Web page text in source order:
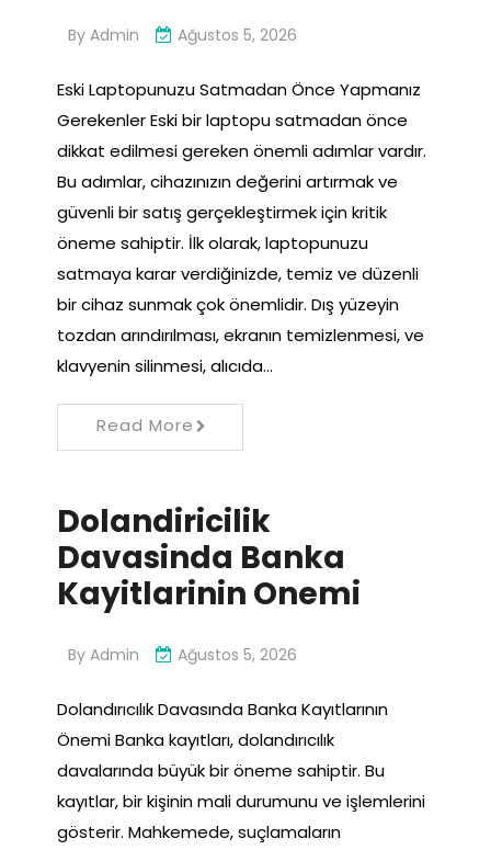
By Admin Ağustos 5, 2026
Eski Laptopunuzu Satmadan Önce Yapmanız
Gerekenler Eski bir laptopu satmadan önce
dikkat edilmesi gereken önemli adımlar vardır.
Bu adımlar, cihazınızın değerini artırmak ve
güvenli bir satış gerçekleştirmek için kritik
öneme sahiptir. İlk olarak, laptopunuzu
satmaya karar verdiğinizde, temiz ve düzenli
bir cihaz sunmak çok önemlidir. Dış yüzeyin
tozdan arındırılması, ekranın temizlenmesi, ve
klavyenin silinmesi, alıcıda…
Read More
Dolandiricilik
Davasinda Banka
Kayitlarinin Onemi
By Admin Ağustos 5, 2026
Dolandırıcılık Davasında Banka Kayıtlarının
Önemi Banka kayıtları, dolandırıcılık
davalarında büyük bir öneme sahiptir. Bu
kayıtlar, bir kişinin mali durumunu ve işlemlerini
gösterir. Mahkemede, suçlamaların